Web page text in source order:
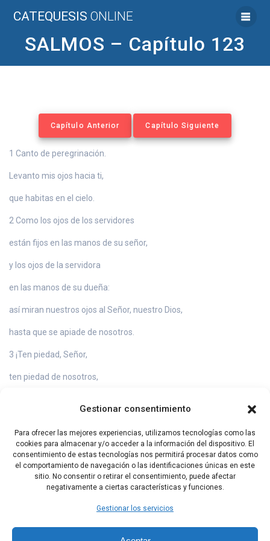
Gestionar consentimiento
Para ofrecer las mejores experiencias, utilizamos tecnologías como las
cookies para almacenar y/o acceder a la información del dispositivo. El
consentimiento de estas tecnologías nos permitirá procesar datos como
el comportamiento de navegación o las identificaciones únicas en este
sitio. No consentir o retirar el consentimiento, puede afectar
negativamente a ciertas características y funciones.
Gestionar los servicios
CATEQUESIS ONLINE
SALMOS – Capítulo 123
Capítulo Anterior Capítulo Siguiente
1 Canto de peregrinación.
Levanto mis ojos hacia ti,
que habitas en el cielo.
2 Como los ojos de los servidores
están fijos en las manos de su señor,
y los ojos de la servidora
en las manos de su dueña:
así miran nuestros ojos al Señor, nuestro Dios,
hasta que se apiade de nosotros.
3 ¡Ten piedad, Señor,
ten piedad de nosotros,
de la burla de los arrogantes,
del desprecio de los orgullosos.
Capítulo Anterior Capítulo Siguiente